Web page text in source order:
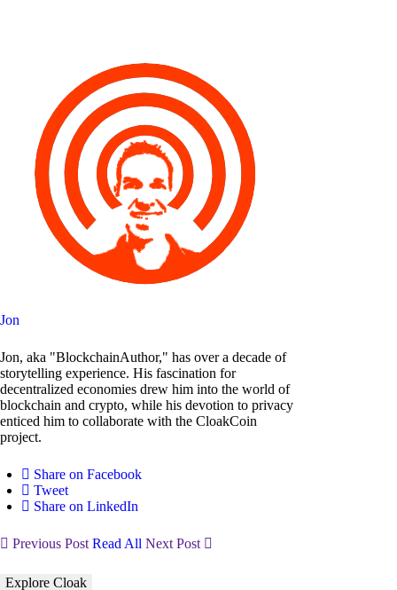
Jon
Jon, aka "BlockchainAuthor," has over a decade of
storytelling experience. His fascination for
decentralized economies drew him into the world of
blockchain and crypto, while his devotion to privacy
enticed him to collaborate with the CloakCoin
project.
Share on Facebook
Tweet
Share on LinkedIn
Previous PostRead All Next Post
Explore Cloak